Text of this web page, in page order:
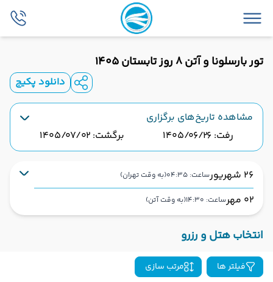
تور بارسلونا و آتن ۸ روز تابستان ۱۴۰۵
دانلود پکیج
مشاهده تاریخ‌های برگزاری
رفت: 1405/06/26
برگشت: 1405/07/02
26 شهریور ساعت: 04:35 (به وقت تهران)
02 مهر ساعت: 14:30 (به وقت آتن)
شروع سفر
نوع سفر : هوایی (Economy)
انتخاب هتل و رزرو
فیلتر ها مرتب سازی